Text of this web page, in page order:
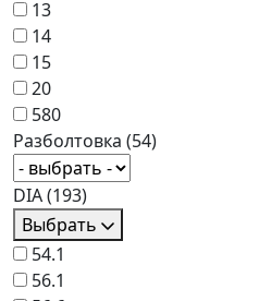
13
14
15
20
580
Разболтовка (54)
DIA(193)
Выбрать
54.1
56.1